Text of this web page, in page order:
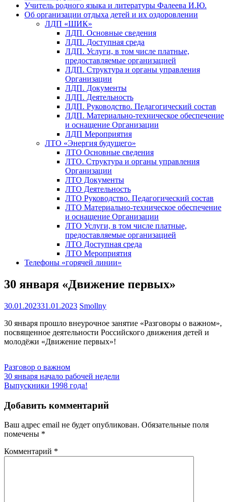
Учитель родного языка и литературы Фалеева И.Ю.
Об организации отдыха детей и их оздоровлении
ЛДП «ШИК»
ЛДП. Основные сведения
ЛДП. Доступная среда
ЛДП. Услуги, в том числе платные,
предоставляемые организацией
ЛДП. Структура и органы управления
Организации
ЛДП. Документы
ЛДП. Деятельность
ЛДП. Руководство. Педагогический состав
ЛДП. Материально-техническое обеспечение
и оснащение Организации
ЛДП Мероприятия
ЛТО «Энергия будущего»
ЛТО Основные сведения
ЛТО. Структура и органы управления
Организации
ЛТО Документы
ЛТО Деятельность
ЛТО Руководство. Педагогический состав
ЛТО Материально-техническое обеспечение
и оснащение Организации
ЛТО Услуги, в том числе платные,
предоставляемые организацией
ЛТО Доступная среда
ЛТО Мероприятия
Телефоны «горячей линии»
30 января «Движение первых»
30.01.202331.01.2023 Smollny
30 января прошло внеурочное занятие «Разговоры о важном»,
посвященное деятельности Российского движения детей и
молодёжи «Движение первых»!
Разговор о важном
Навигация
по
записям
30 января начало рабочей недели
Выпускники 1998 года!
Добавить комментарий
Ваш адрес email не будет опубликован. Обязательные поля
помечены *
Комментарий *